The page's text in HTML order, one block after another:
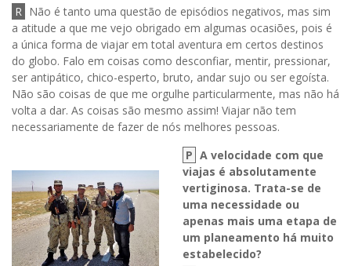
R Não é tanto uma questão de episódios negativos, mas sim
a atitude a que me vejo obrigado em algumas ocasiões, pois é
a única forma de viajar em total aventura em certos destinos
do globo. Falo em coisas como desconfiar, mentir, pressionar,
ser antipático, chico-esperto, bruto, andar sujo ou ser egoísta.
Não são coisas de que me orgulhe particularmente, mas não há
volta a dar. As coisas são mesmo assim! Viajar não tem
necessariamente de fazer de nós melhores pessoas.
P A velocidade com que
viajas é absolutamente
vertiginosa. Trata-se de
uma necessidade ou
apenas mais uma etapa de
um planeamento há muito
estabelecido?